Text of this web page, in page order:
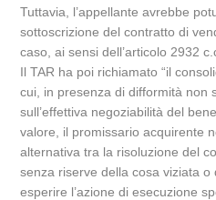
Tuttavia, l’appellante avrebbe
sottoscrizione del contratto di
caso, ai sensi dell’articolo 2932
Il TAR ha poi richiamato “il
cui, in presenza di difformità non
sull’effettiva negoziabilità del
valore, il promissario acquirente
alternativa tra la risoluzione del
senza riserve della cosa viziata
esperire l’azione di esecuzione